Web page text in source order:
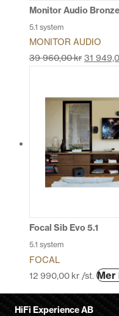
Monitor Audio
5.1 system
MONITOR AUDIO
39 960,00kr 31
Focal Sib Evo 5.1
5.1 system
FOCAL
12 990,00 kr /st. Mer
HiFi Experience AB